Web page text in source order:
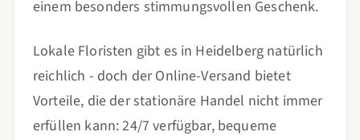
einem besonders stimmungsvollen Geschenk.
Lokale Floristen gibt es in Heidelberg natürlich
reichlich - doch der Online-Versand bietet
Vorteile, die der stationäre Handel nicht immer
erfüllen kann: 24/7 verfügbar, bequeme